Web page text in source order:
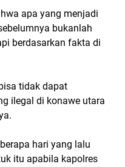
apa yang menjadi
bukanlah
berdasarkan fakta di
tidak dapat
ilegal di konawe utara
hari yang lalu
itu apabila kapolres